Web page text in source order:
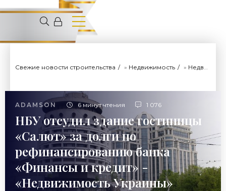
Свежие новости строительства » Недвижимость » Недвижимость Украины
ADAMSON 6 минут чтения 1 076
НБУ отсудил здание гостиницы
«Салют» за долги по
рефинансированию банка
«Финансы и кредит» -
«Недвижимость Украины»